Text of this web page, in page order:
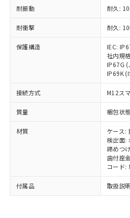
耐振動 耐久:
耐衝撃 耐久:
保護構造
IEC:
社内規
IP67G
IP69K
接続方式 M12ス
質量 梱包状
材質
ケース:
検出面:
締めつ
歯付座
コード:
付属品 取扱説
記載している更新日
タに基づき作成され
覧された時点での実
準価格とは異なる場
了承ください。
正式な納期状況およ
様のお取引先、また
ムロン制御機器販売
ご相談ください。
オムロン制御機器販
販売ネットワ
在庫状況および標準
事前の承諾なく第三
示しないようお願い
マイパーツ機能（部
ビス）をご利用いた
メンバーズにご登録
あります。
六価クロム(Cr(Ⅵ)) 1000ppm以下
類(PBB) 1000ppm以下、ポリ臭化ジ
(PBDE) 1000ppm以下、フタル酸ビ
ル) (DEHP)(別名：DOP) 1000ppm
ルベンジル（BBP） 1000ppm以下
（DBP） 1000ppm以下、フタル
適用除外項目は除く。
フタル酸エステル類の４物質につ
図的な使用がないことを確認して
部品在庫の切り替え状況な
月が前後することがありま
*中国RoHS10物質の基準値 (GB/
Pb(鉛) :1000ppm、 Hg(水銀) :
Cr(Ⅵ)(六価クロム) : 1000ppm、
ニル類) : 1000ppm、 PBDEs(ポリ
DBP(フタル酸ジブチル) :
イソブチル) : 1000ppm、 BBP(フ
DEHP(フタル酸ビス(2-エチルヘキ
※2 環境保護使用期限
「ｅ」：有害物質（10物
準値以下であることを示し
「10」：通常の使用状況下
質が外部に漏えいし、環
及ぼさない年数を意味します
「－」：未確認です。当社
（以下｢規制貨物等」
または国外への提供
国政府の輸出許可(ま
可)を取得するなどの
当社は規制貨物を破
全に破砕するなど、
いよう必要な手段を
当社は貴社製品を、
武器並びにこれらの
使用いたしません。
当社は、貴社製品を
場合は、上記1、2お
該第三者に通知しま
販売先および販売に
法に輸出するおそれ
り引きをいたしませ
一定数以上の在
一定数には満た
在庫なし(最新の
いては、お客様
たはお客様担当
機器販売店・当
認ください)
受注生産機種、
情報を公開して